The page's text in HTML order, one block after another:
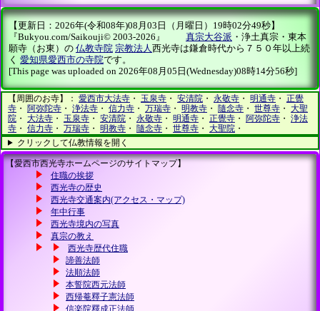
【更新日：2026年(令和08年)08月03日（月曜日）19時02分49秒】
『Bukyou.com/Saikouji© 2003-2026』 真宗大谷派 ・浄土真宗・東本
願寺（お東）の 仏教寺院 宗教法人西光寺は鎌倉時代から７５０年以上続
く 愛知県愛西市の寺院です。
[This page was uploaded on 2026年08月05日(Wednesday)08時14分56秒]
【周囲のお寺】： 愛西市大法寺 ・ 玉泉寺 ・ 安清院 ・ 永敬寺 ・ 明通寺 ・ 正覺
寺 ・ 阿弥陀寺 ・ 浄法寺 ・ 信力寺 ・ 万瑞寺 ・ 明教寺 ・ 隨念寺 ・ 世尊寺 ・ 大聖
院 ・ 大法寺 ・ 玉泉寺 ・ 安清院 ・ 永敬寺 ・ 明通寺 ・ 正覺寺 ・ 阿弥陀寺 ・ 浄法
寺 ・ 信力寺 ・ 万瑞寺 ・ 明教寺 ・ 隨念寺 ・ 世尊寺 ・ 大聖院 ・
クリックして仏教情報を開く
【愛西市西光寺ホームページのサイトマップ】
住職の挨拶
西光寺の歴史
西光寺交通案内(アクセス・マップ)
年中行事
西光寺境内の写真
真宗の教え
西光寺歴代住職
諦善法師
法順法師
本誓院西元法師
西帰菴釋子憲法師
信楽院釋成正法師